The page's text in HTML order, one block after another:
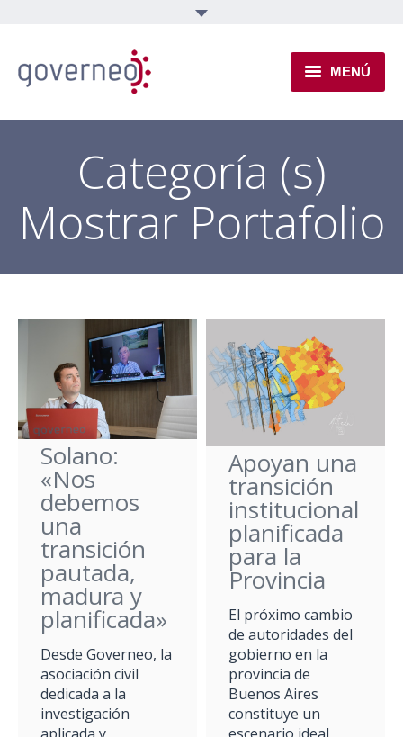
MENÚ
INSTITUCIONAL
EJES TEMÁTICOS
NOVEDADES
Categoría (s)
Mostrar Portafolio
Solano:
«Nos
debemos
una
transición
pautada,
madura y
planificada»
Desde Governeo, la
asociación civil
dedicada a la
investigación
Apoyan una
transición
institucional
planificada
para la
Provincia
El próximo cambio
de autoridades del
gobierno en la
provincia de
Buenos Aires
constituye un